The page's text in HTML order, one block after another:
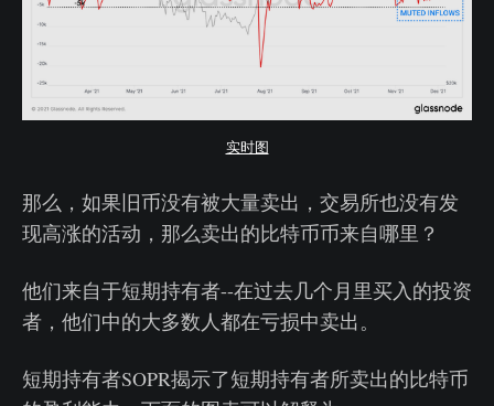
实时图
那么，如果旧币没有被大量卖出，交易所也没有发
现高涨的活动，那么卖出的比特币币来自哪里？
他们来自于短期持有者--在过去几个月里买入的投资
者，他们中的大多数人都在亏损中卖出。
短期持有者SOPR揭示了短期持有者所卖出的比特币